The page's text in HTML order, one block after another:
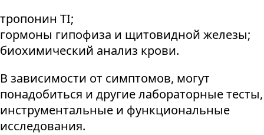
тропонин TI;
гормоны гипофиза и щитовидной железы;
биохимический анализ крови.
В зависимости от симптомов, могут
понадобиться и другие лабораторные тесты,
инструментальные и функциональные
исследования.